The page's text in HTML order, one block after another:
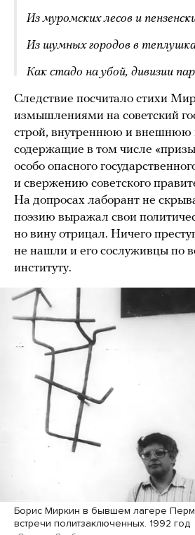
Из муромских лесов и
Из шумных городов в
Как стадо на убой, дивизии
Следствие посчитало стихи
измышлениями на советский
строй, внутреннюю и внешнюю
содержащие в том числе
особо опасного
и свержению советского
На допросах лаборант не
поэзию выражал свои
но вину отрицал. Ничего
не нашли и его сослуживцы по
институту.
Борис Миркин в бывшем лагере
встречи политзаключенных. 1992 год